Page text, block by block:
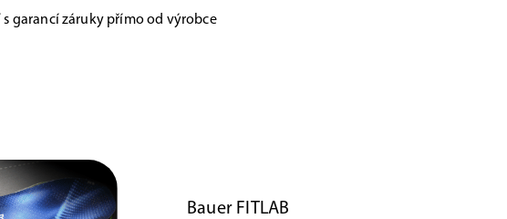
garancí záruky přímo od výrobce
Bauer FITLAB